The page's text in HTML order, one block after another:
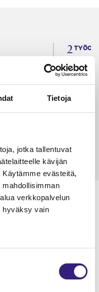
Tietoja
jotka tallentuvat
kävijän
evästeitä,
verkkopalvelun
hyväksy vain